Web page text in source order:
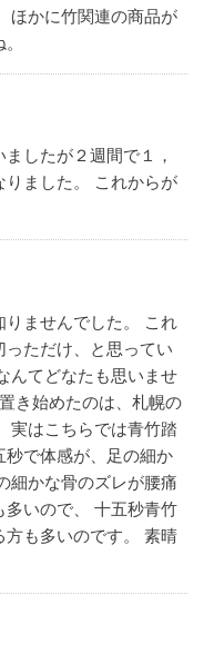
ほかに竹関連の商品が
したが２週間で１，
ました。
これからが
ませんでした。
これ
ただけ、と思ってい
んてどなたも思いませ
き始めたのは、札幌の
実はこちらでは青竹踏
で体感が、足の細か
細かな骨のズレが腰痛
いので、
十五秒青竹
も多いのです。
素晴